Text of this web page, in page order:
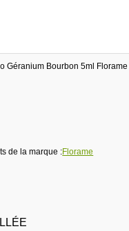
Géranium Bourbon 5ml
de la marque :Florame